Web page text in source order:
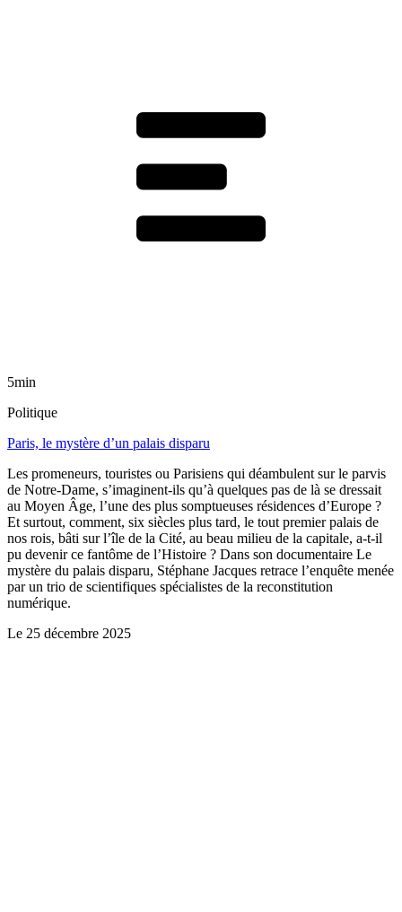
5min
Politique
Paris, le mystère d’un palais disparu
Les promeneurs, touristes ou Parisiens qui déambulent sur le parvis
de Notre-Dame, s’imaginent-ils qu’à quelques pas de là se dressait
au Moyen Âge, l’une des plus somptueuses résidences d’Europe ?
Et surtout, comment, six siècles plus tard, le tout premier palais de
nos rois, bâti sur l’île de la Cité, au beau milieu de la capitale, a-t-il
pu devenir ce fantôme de l’Histoire ? Dans son documentaire Le
mystère du palais disparu, Stéphane Jacques retrace l’enquête menée
par un trio de scientifiques spécialistes de la reconstitution
numérique.
Le 25 décembre 2025